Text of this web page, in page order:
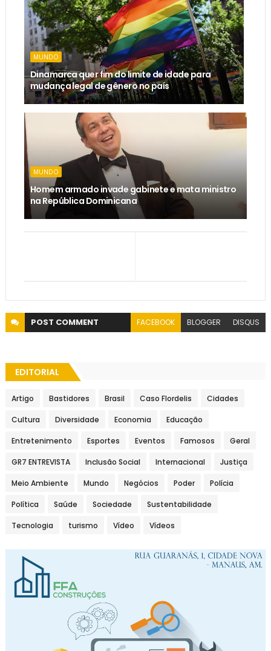
MUNDO
Dinamarca quer fim do limite de idade para
mudança legal de gênero no país
MUNDO
Homem armado invade gabinete e mata ministro
na República Dominicana
POST COMMENT FACEBOOK BLOGGER DISQUS
EDITORIAL
Artigo Bastidores Brasil Caso Flordelis Cidades
Cultura Diversidade Economia Educação
Entretenimento Esportes Eventos Famosos Geral
GR7 ENTREVISTA Inclusão Social Internacional Justiça
Meio Ambiente Mundo Negócios Poder Polícia
Política Saúde Sociedade Sustentabilidade
Tecnologia turismo Vídeo Vídeos